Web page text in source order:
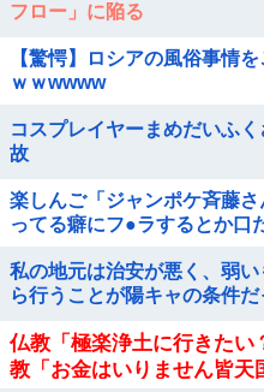
フロー」に陥る
【驚愕】ロシアの風俗事情
ｗｗwwww
コスプレイヤーまめだいふ
故
楽しんご「ジャンポケ斉藤
ってる癖にフ●ラするとか口
私の地元は治安が悪く、弱
ら行うことが陽キャの条件だ
仏教「極楽浄土に行きたい
教「お金はいりません皆天